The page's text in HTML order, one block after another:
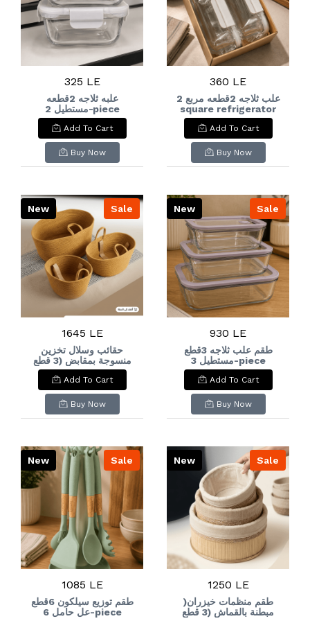
325 LE
علبه ثلاجه 2قطعه
مستطيل 2-piece
rectangular
refrigerator box
Add To Cart
Buy Now
360 LE
علب ثلاجه 2قطعه مربع 2
square refrigerator
boxes
Add To Cart
Buy Now
Sale
New
1645 LE
حقائب وسلال تخزين
منسوجة بمقابض (3 قطع
متداخلة)Woven Rope
Tote & Storage
Basket Set (3 Pcs
Nesting)
Add To Cart
Buy Now
Sale
New
930 LE
طقم علب ثلاجه 3قطع
مستطيل 3-piece
rectangular
refrigerator
container set
Add To Cart
Buy Now
Sale
New
1085 LE
طقم توزيع سيلكون 6قطع
عل حامل 6-piece
Sale
New
1250 LE
)طقم منظمات خيزران
مبطنة بالقماش (3 قطع